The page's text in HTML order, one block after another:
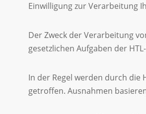
Einwilligung zur Verarbeitung
Der Zweck der Verarbeitung
gesetzlichen Aufgaben der
In der Regel werden durch
getroffen. Ausnahmen